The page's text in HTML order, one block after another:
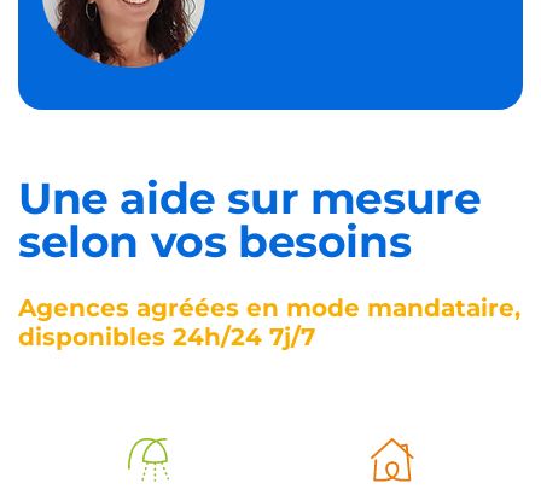
Une aide sur mesure
selon vos besoins
Agences agréées en mode mandataire,
disponibles 24h/24 7j/7